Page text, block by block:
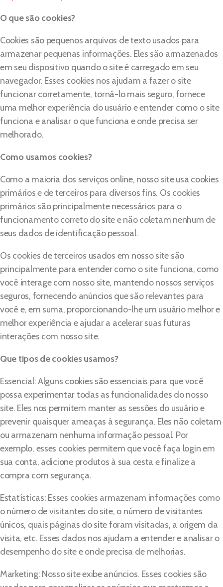
O que são cookies?
Cookies são pequenos arquivos de texto usados para
armazenar pequenas informações. Eles são armazenados
em seu dispositivo quando o site é carregado em seu
navegador. Esses cookies nos ajudam a fazer o site
funcionar corretamente, torná-lo mais seguro, fornece
uma melhor experiência do usuário e entender como o site
funciona e analisar o que funciona e onde precisa ser
melhorado.
Como usamos cookies?
Como a maioria dos serviços online, nosso site usa cookies
primários e de terceiros para diversos fins. Os cookies
primários são principalmente necessários para o
funcionamento correto do site e não coletam nenhum de
seus dados de identificação pessoal.
Os cookies de terceiros usados em nosso site são
principalmente para entender como o site funciona, como
você interage com nosso site, mantendo nossos serviços
seguros, fornecendo anúncios que são relevantes para
você e, em suma, proporcionando-lhe um usuário melhor e
melhor experiência e ajudar a acelerar suas futuras
interações com nosso site.
Que tipos de cookies usamos?
Essencial: Alguns cookies são essenciais para que você
possa experimentar todas as funcionalidades do nosso
site. Eles nos permitem manter as sessões do usuário e
prevenir quaisquer ameaças à segurança. Eles não coletam
ou armazenam nenhuma informação pessoal. Por
exemplo, esses cookies permitem que você faça login em
sua conta, adicione produtos à sua cesta e finalize a
compra com segurança.
Estatísticas: Esses cookies armazenam informações como
o número de visitantes do site, o número de visitantes
únicos, quais páginas do site foram visitadas, a origem da
visita, etc. Esses dados nos ajudam a entender e analisar o
desempenho do site e onde precisa de melhorias.
Marketing: Nosso site exibe anúncios. Esses cookies são